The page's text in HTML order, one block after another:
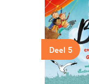
Deel 5